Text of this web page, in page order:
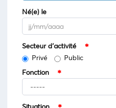
Né(e) le
Secteur d'activité
Privé
Public
Fonction